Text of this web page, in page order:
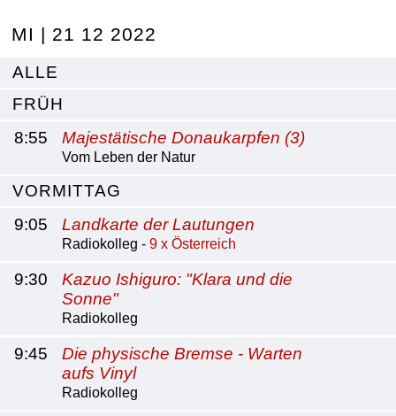
MI | 21 12 2022
ALLE
FRÜH
8:55
Majestätische Donaukarpfen (3)
Vom Leben der Natur
VORMITTAG
9:05
Landkarte der Lautungen
Radiokolleg - 9 x Österreich
9:30
Kazuo Ishiguro: "Klara und die
Sonne"
Radiokolleg
9:45
Die physische Bremse - Warten
aufs Vinyl
Radiokolleg